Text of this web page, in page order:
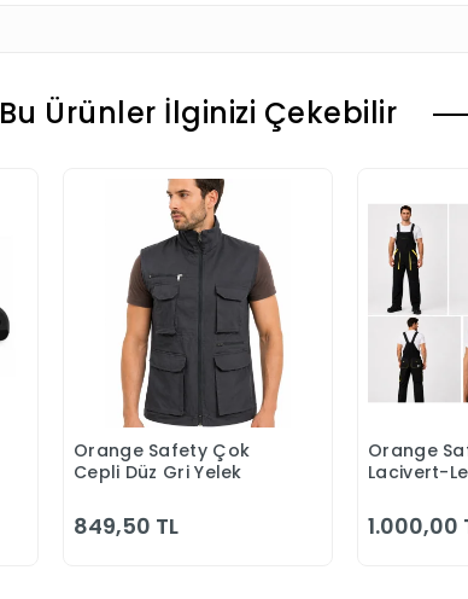
Bu Ürünler İlginizi Çekebilir
Sepete Ekle
Orange Safety Çok
Cepli Düz Gri Yelek
849,50 TL
Orange
Lacivert-
1.000,00